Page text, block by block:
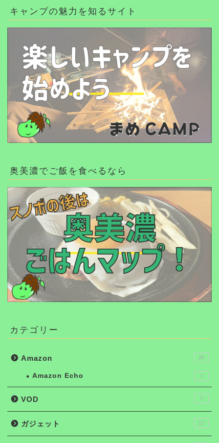
キャンプの魅力を知るサイト
奥美濃でご飯を食べるなら
カテゴリー
Amazon 26
Amazon Echo 7
VOD 7
ガジェット 17